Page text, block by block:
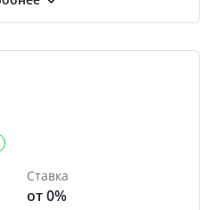
Ставка
от 0%